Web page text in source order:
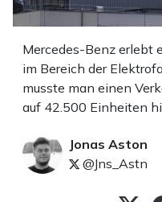
Mercedes-Benz erlebt
im Bereich der
musste man einen
auf 42.500 Einheiten
Jonas Aston
@Jns_Astn